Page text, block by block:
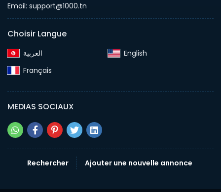
Email: support@1000.tn
Choisir Langue
English‎
Français‎
MEDIAS SOCIAUX
Rechercher Ajouter une nouvelle annonce